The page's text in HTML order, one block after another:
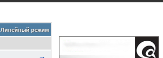
Линейный режим